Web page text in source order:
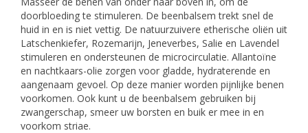
doorbloeding te stimuleren. De beenbalsem trekt snel de
huid in en is niet vettig. De natuurzuivere etherische oliën uit
Latschenkiefer, Rozemarijn, Jeneverbes, Salie en Lavendel
stimuleren en ondersteunen de microcirculatie. Allantoïne
en nachtkaars-olie zorgen voor gladde, hydraterende en
aangenaam gevoel. Op deze manier worden pijnlijke benen
voorkomen. Ook kunt u de beenbalsem gebruiken bij
zwangerschap, smeer uw borsten en buik er mee in en
voorkom striae.